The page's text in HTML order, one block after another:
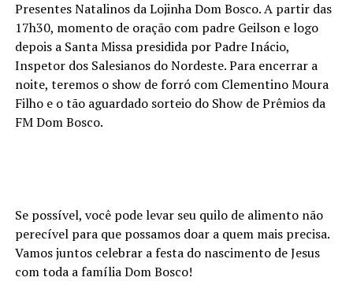
Presentes Natalinos da Lojinha Dom Bosco. A partir das
17h30, momento de oração com padre Geilson e logo
depois a Santa Missa presidida por Padre Inácio,
Inspetor dos Salesianos do Nordeste. Para encerrar a
noite, teremos o show de forró com Clementino Moura
Filho e o tão aguardado sorteio do Show de Prêmios da
FM Dom Bosco.
Se possível, você pode levar seu quilo de alimento não
perecível para que possamos doar a quem mais precisa.
Vamos juntos celebrar a festa do nascimento de Jesus
com toda a família Dom Bosco!